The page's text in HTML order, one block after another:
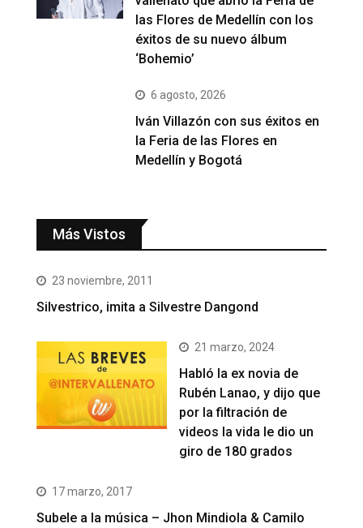
las Flores de Medellín con los
éxitos de su nuevo álbum
‘Bohemio’
6 agosto, 2026
Iván Villazón con sus éxitos en
la Feria de las Flores en
Medellín y Bogotá
Más Vistos
23 noviembre, 2011
Silvestrico, imita a Silvestre Dangond
21 marzo, 2024
Habló la ex novia de
Rubén Lanao, y dijo que
por la filtración de
videos la vida le dio un
giro de 180 grados
17 marzo, 2017
Subele a la música – Jhon Mindiola & Camilo